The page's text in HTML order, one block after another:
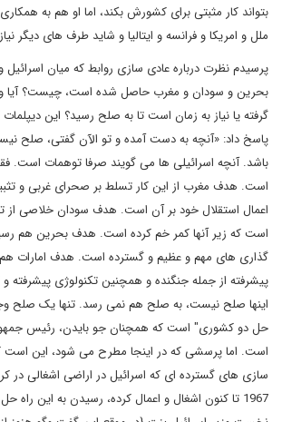
بتواند کار مثبتی برای کشورش بکند، اما او هم به
ملل و امریکا و فرانسه و ایتالیا و شاید طرف های دیگر
پرسیدم نظرت درباره عادی سازی روابط که میان اسرائیل
بحرین و سودان و مغرب حاصل شده است، چیست؟ آیا
گرفته یا نیاز به زمان است تا به صلح رسید؟ این
پاسخ داد: «آنچه به دست آمده و تو الآن گفتی، صلح
باشد. آنچه اسرائیلی ها می گویند صرفا توهمات است.
است. هدف مغرب از این کار تسلط بر صحرای غربی و
اعمال استقلال خود بر آن است. هدف سودان خلاصی از
است که زیر آنها کمر خم کرده است. هدف بحرین هم
گذاری های مهم و عظیم و گسترده است. هدف امارات
پیشرفته از جمله جنگنده و همچنین تکنولوژی پیشرفته
اینها صلح نیست، به صلح هم نمی رسد. تنها یک صلح
حل دو کشوری" است که همچنان جو بایدن، رئیس
است. اما پرسشی که در اینجا مطرح می شود، این است
سازی های گسترده ای که اسرائیل در اراضی اشغالی در
1967 تا کنون اشغال و اعمال کرده، رسیدن به این راه